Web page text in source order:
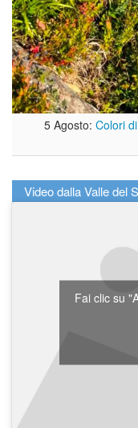
5 Agosto: Colori
Video dalla Valle del
Fai clic su